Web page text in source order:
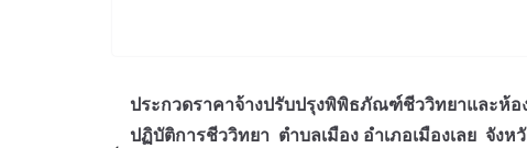
ประกวดราคาจ้างปรับปรุงพิพิธภัณฑ์ชีววิทยาและห้อ
ปฏิบัติการชีววิทยา ตำบลเมือง อำเภอเมืองเลย จังห